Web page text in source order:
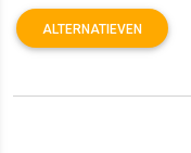
ALTERNATIEVEN